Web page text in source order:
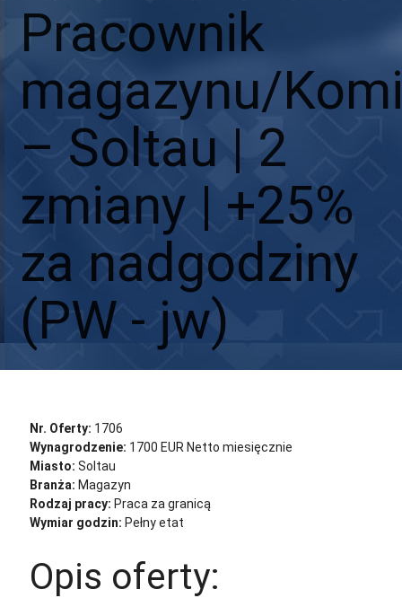
Pracownik
magazynu/
– Soltau | 2
zmiany | +25%
za nadgodziny
(PW - jw)
Nr. Oferty: 1706
Wynagrodzenie: 1700 EUR Netto miesięcznie
Miasto: Soltau
Branża: Magazyn
Rodzaj pracy: Praca za granicą
Wymiar godzin: Pełny etat
Opis oferty: